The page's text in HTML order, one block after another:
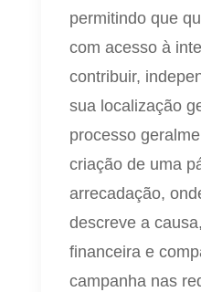
permitindo que
com acesso à
contribuir,
sua localização
processo
criação de uma
arrecadação,
descreve a
financeira e
campanha nas